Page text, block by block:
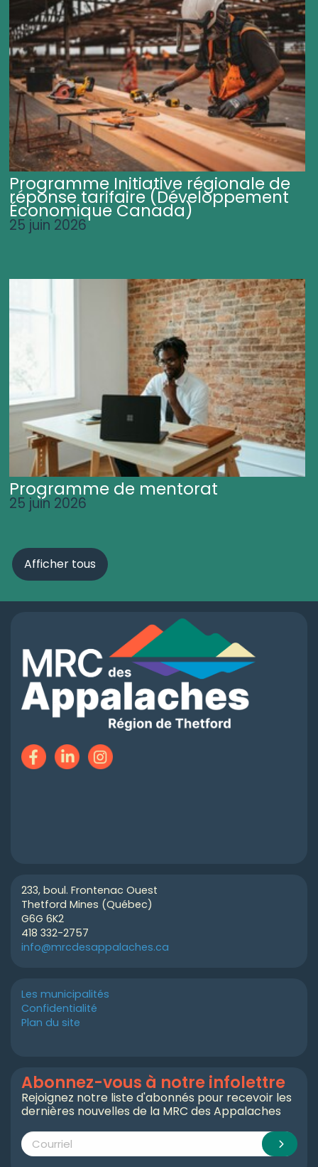
Programme Initiative régionale de
réponse tarifaire (Développement
Économique Canada)
25 juin 2026
Programme de mentorat
25 juin 2026
Afficher tous
233, boul. Frontenac Ouest
Thetford Mines (Québec)
G6G 6K2
418 332-2757
info@mrcdesappalaches.ca
Les municipalités
Confidentialité
Plan du site
Abonnez-vous à notre infolettre
Rejoignez notre liste d'abonnés pour recevoir les
dernières nouvelles de la MRC des Appalaches